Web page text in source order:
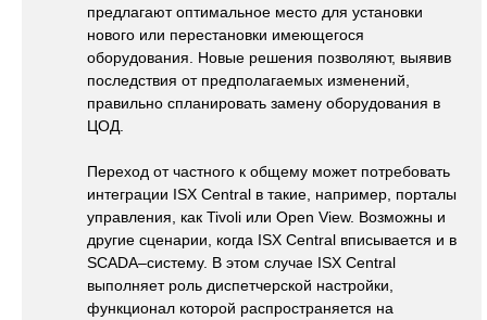
предлагают оптимальное место для установки
нового или перестановки имеющегося
оборудования. Новые решения позволяют, выявив
последствия от предполагаемых изменений,
правильно спланировать замену оборудования в
ЦОД.
Переход от частного к общему может потребовать
интеграции ISX Central в такие, например, порталы
управления, как Tivoli или Open View. Возможны и
другие сценарии, когда ISX Central вписывается и в
SCADA–систему. В этом случае ISX Central
выполняет роль диспетчерской настройки,
функционал которой распространяется на